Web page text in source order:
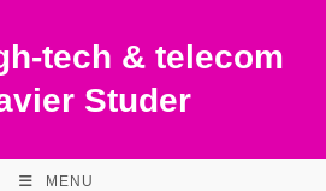
tech & telecom
Studer
MENU